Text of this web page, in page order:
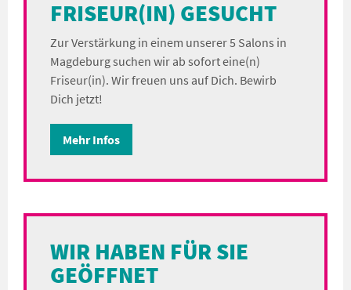
FRISEUR(IN) GESUCHT
Zur Verstärkung in einem unserer 5 Salons in
Magdeburg suchen wir ab sofort eine(n)
Friseur(in). Wir freuen uns auf Dich. Bewirb
Dich jetzt!
Mehr Infos
WIR HABEN FÜR SIE
GEÖFFNET